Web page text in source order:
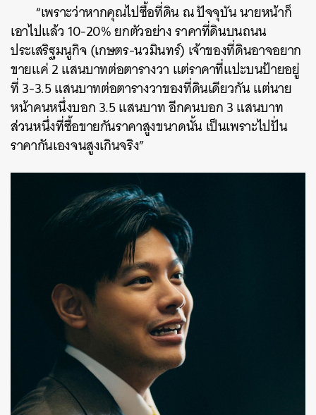
“เพราะว่าหากคุณไปซื้อที่ดิน ณ ปัจจุบัน นายหน้าก็
เอาไปแล้ว 10-20% ยกตัวอย่าง ราคาที่ดินบนถนน
ประเสริฐมนูกิจ (เกษตร-นวมินทร์) เจ้าของที่ดินอาจอยาก
ขายแค่ 2 แสนบาทต่อตารางวา แต่ราคาที่แปะบนป้ายอยู่
ที่ 3-3.5 แสนบาทต่อตารางวาของที่ดินเดียวกัน แต่นาย
หน้าคนหนึ่งบอก 3.5 แสนบาท อีกคนบอก 3 แสนบาท
ส่วนหนึ่งที่ซื้อขายกันราคาสูงขนาดนั้น เป็นเพราะไปปั่น
ราคากันเองจนสูงเกินจริง”